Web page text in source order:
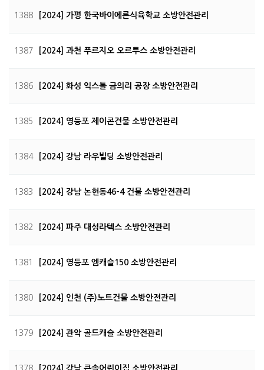
1388 [2024] 가평 한국바이에른식육학교 소방안전관리
1387 [2024] 과천 푸르지오 오르투스 소방안전관리
1386 [2024] 화성 익스톨 금의리 공장 소방안전관리
1385 [2024] 영등포 제이콘건물 소방안전관리
1384 [2024] 강남 라우빌딩 소방안전관리
1383 [2024] 강남 논현동46-4 건물 소방안전관리
1382 [2024] 파주 대성라텍스 소방안전관리
1381 [2024] 영등포 엠캐슬150 소방안전관리
1380 [2024] 인천 (주)노트건물 소방안전관리
1379 [2024] 관악 골드캐슬 소방안전관리
1378 [2024] 강남 큰솔어린이집 소방안전관리